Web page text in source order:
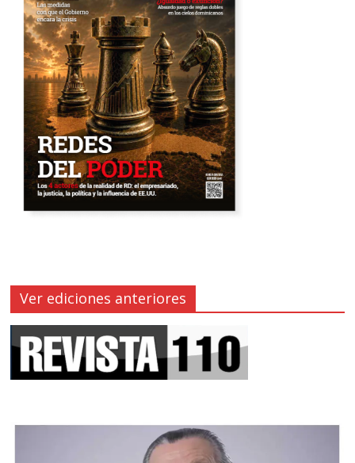
Ver ediciones anteriores